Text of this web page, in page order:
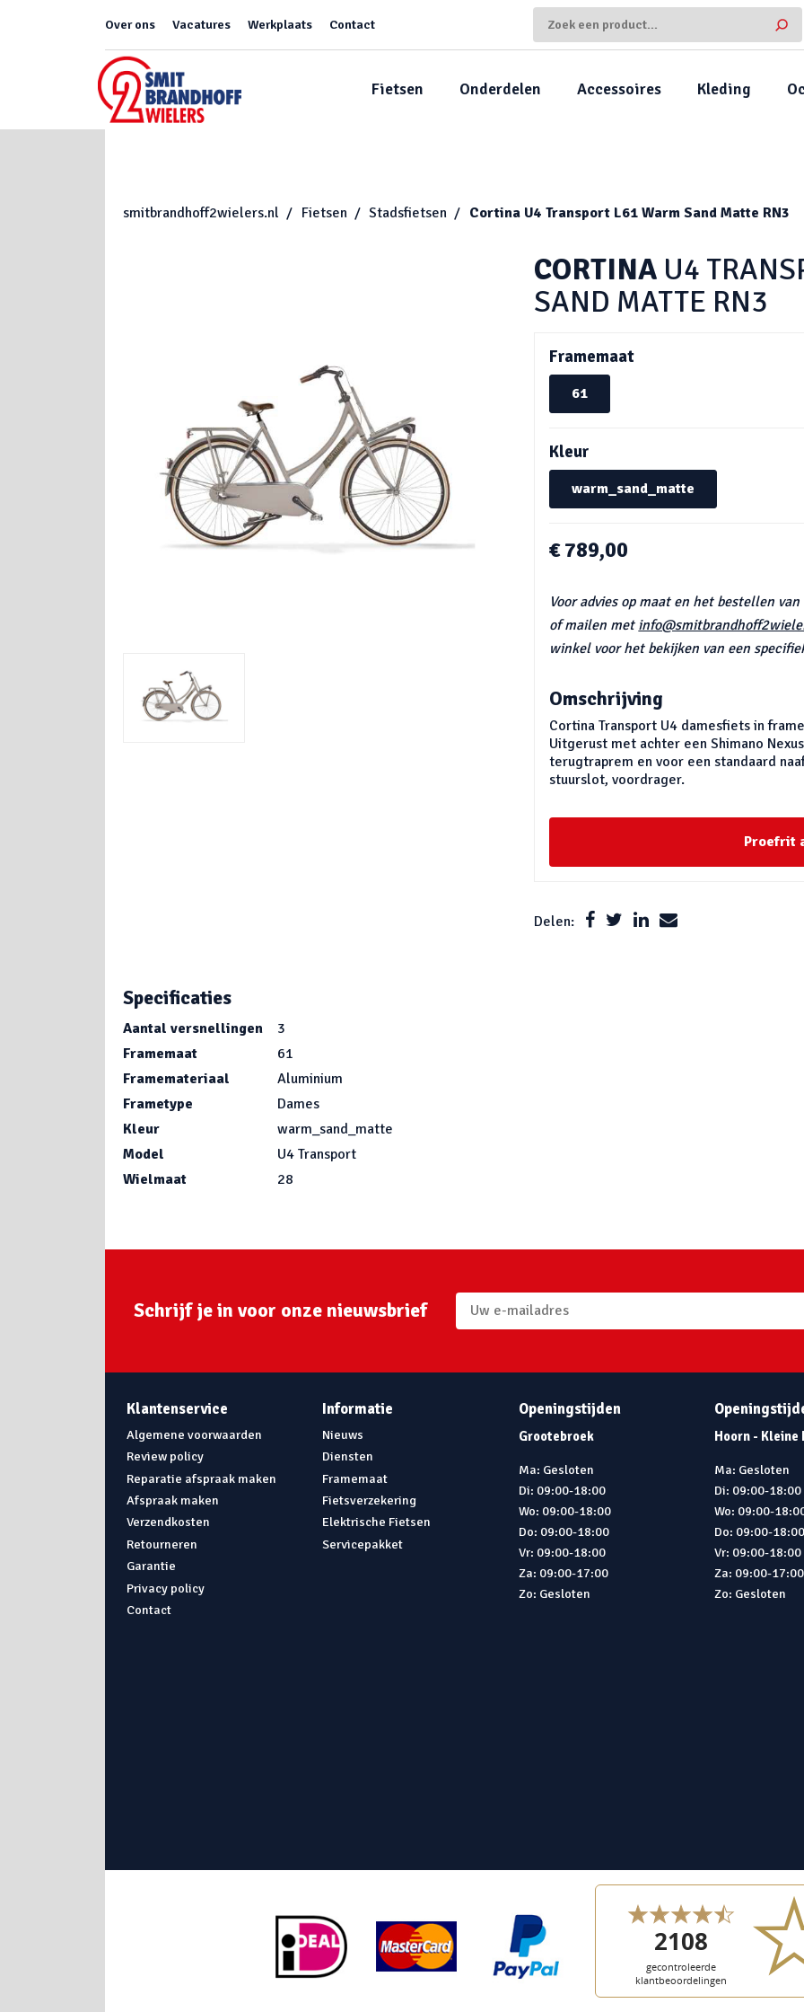
Over ons Vacatures Werkplaats Contact
Fietsen Onderdelen Accessoires Kleding
smitbrandhoff2wielers.nl Fietsen Stadsfietsen CortinaU4 Transport L61 Warm Sand Matte RN3
CORTINA U4
SAND MATTE RN3
Framemaat
61
Kleur
warm_sand_matte
€ 789,00
Voor advies op maat en het bestellen
of mailen met
winkel voor het bekijken van een
Omschrijving
Cortina Transport U4 damesfiets in
Uitgerust met achter een Shimano
terugtraprem en voor een standaard
stuurslot, voordrager.
Proefrit
Delen:
Specificaties
Aantal versnellingen
3
Framemaat
61
Framemateriaal
Aluminium
Frametype
Dames
Kleur
warm_sand_matte
Model
U4 Transport
Wielmaat
28
Schrijf je in voor onze nieuwsbrief
Klantenservice
Algemene voorwaarden
Review policy
Reparatie afspraak maken
Afspraak maken
Verzendkosten
Retourneren
Garantie
Privacy policy
Contact
Informatie
Nieuws
Diensten
Framemaat
Fietsverzekering
Elektrische Fietsen
Servicepakket
Openingstijden
Grootebroek
Ma: Gesloten
Di: 09:00-18:00
Wo: 09:00-18:00
Do: 09:00-18:00
Vr: 09:00-18:00
Za: 09:00-17:00
Zo: Gesloten
Hoorn - Kleine
Ma: Gesloten
Di: 09:00-18:00
Wo: 09:00-
Do: 09:00-18:00
Vr: 09:00-18:00
Za: 09:00-17:00
Zo: Gesloten